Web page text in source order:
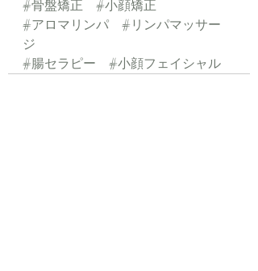
#骨盤矯正
#小顔矯正
#アロマリンパ
#リンパマッサー
ジ
#腸セラピー
#小顔フェイシャル